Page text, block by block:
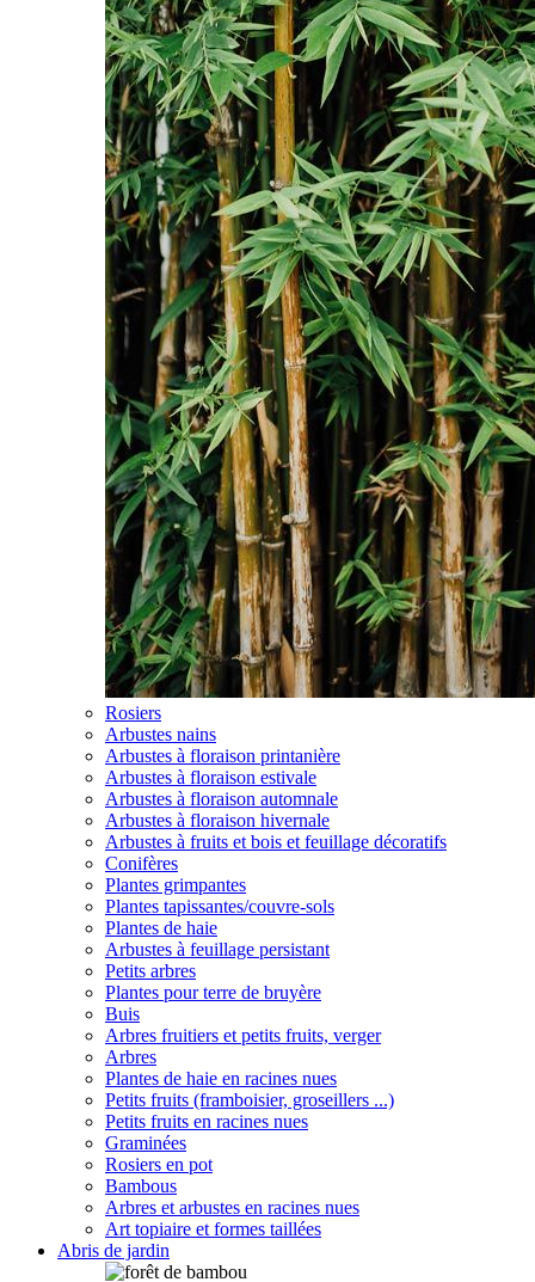
Rosiers
Arbustes nains
Arbustes à floraison printanière
Arbustes à floraison estivale
Arbustes à floraison automnale
Arbustes à floraison hivernale
Arbustes à fruits et bois et feuillage décoratifs
Conifères
Plantes grimpantes
Plantes tapissantes/couvre-sols
Plantes de haie
Arbustes à feuillage persistant
Petits arbres
Plantes pour terre de bruyère
Buis
Arbres fruitiers et petits fruits, verger
Arbres
Plantes de haie en racines nues
Petits fruits (framboisier, groseillers ...)
Petits fruits en racines nues
Graminées
Rosiers en pot
Bambous
Arbres et arbustes en racines nues
Art topiaire et formes taillées
Abris de jardin